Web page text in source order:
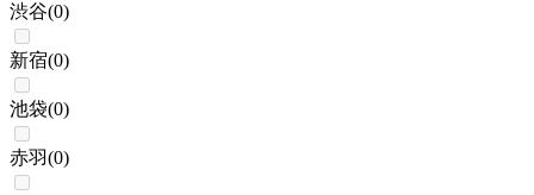
渋谷(0)
新宿(0)
池袋(0)
赤羽(0)